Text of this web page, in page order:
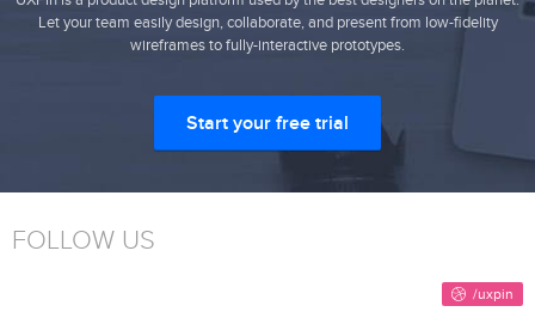
Let your team easily design, collaborate, and present from low-fidelity
wireframes to fully-interactive prototypes.
Start your free trial
FOLLOW US